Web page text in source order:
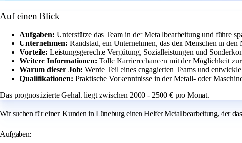
Auf einen Blick
Aufgaben: Unterstütze das Team in der Metallbearbeitung und führe
Unternehmen: Randstad, ein Unternehmen, das den Menschen in den
Vorteile: Leistungsgerechte Vergütung, Sozialleistungen und
Weitere Informationen: Tolle Karrierechancen mit der Möglichkeit
Warum dieser Job: Werde Teil eines engagierten Teams und
Qualifikationen: Praktische Vorkenntnisse in der Metall- oder
Das prognostizierte Gehalt liegt zwischen 2000 - 2500 € pro Monat.
Wir suchen für einen Kunden in Lüneburg einen Helfer Metallbearbeitung, der
Aufgaben: